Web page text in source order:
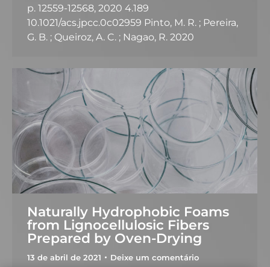
p. 12559-12568, 2020 4.189
10.1021/acs.jpcc.0c02959 Pinto, M. R. ; Pereira,
G. B. ; Queiroz, A. C. ; Nagao, R. 2020
Naturally Hydrophobic Foams
from Lignocellulosic Fibers
Prepared by Oven-Drying
13 de abril de 2021 Deixe um comentário